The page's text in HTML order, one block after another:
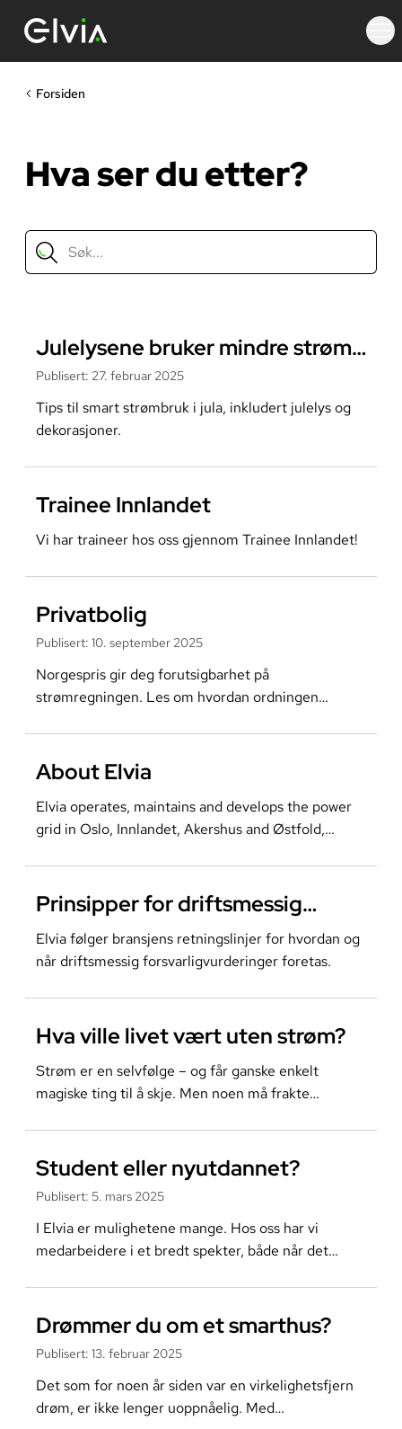
Forsiden
Hva ser du etter?
Søk etter innhold
Les mer om
Julelysene bruker mindre strøm
enn du kanskje tror
Publisert: 27. februar 2025
Tips til smart strømbruk i jula, inkludert julelys og
dekorasjoner.
Les mer om
Trainee Innlandet
Vi har traineer hos oss gjennom Trainee Innlandet!
Les mer om
Privatbolig
Publisert: 10. september 2025
Norgespris gir deg forutsigbarhet på
strømregningen. Les om hvordan ordningen
Les mer om
About Elvia
Elvia operates, maintains and develops the power
grid in Oslo, Innlandet, Akershus and Østfold,
Les mer om
Prinsipper for driftsmessig
forsvarligvurdering
Elvia følger bransjens retningslinjer for hvordan og
når driftsmessig forsvarligvurderinger foretas.
Les mer om
Hva ville livet vært uten strøm?
Strøm er en selvfølge – og får ganske enkelt
magiske ting til å skje. Men noen må frakte
Les mer om
Student eller nyutdannet?
Publisert: 5. mars 2025
I Elvia er mulighetene mange. Hos oss har vi
medarbeidere i et bredt spekter, både når det
Les mer om
Drømmer du om et smarthus?
Publisert: 13. februar 2025
Det som for noen år siden var en virkelighetsfjern
drøm, er ikke lenger uoppnåelig. Med